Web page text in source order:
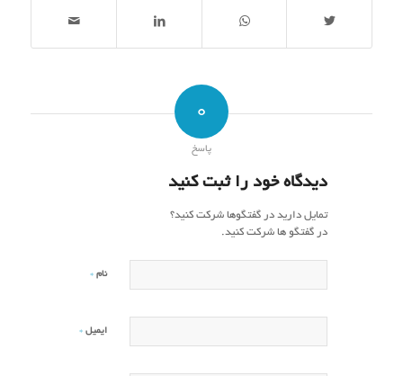
0
پاسخ
دیدگاه خود را ثبت کنید
تمایل دارید در گفتگوها شرکت کنید؟
در گفتگو ها شرکت کنید.
نام *
ایمیل *